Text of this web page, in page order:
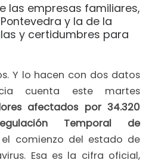
las empresas familiares,
y la de la
y certidumbres para
Y lo hacen con dos datos
cuenta este martes
afectados por 34.320
Temporal de
el comienzo del estado de
Esa es la cifra oficial,